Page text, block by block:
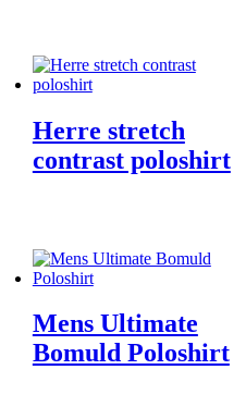
Herre stretch
contrast poloshirt
Mens Ultimate
Bomuld Poloshirt